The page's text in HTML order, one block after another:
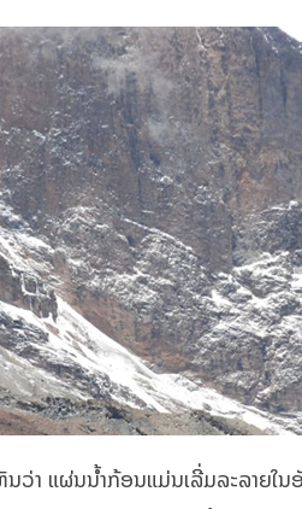
ວ່າ ແຜ່ນນ້ຳກ້ອນແມ່ນເລີ່ມລະລາຍໃ